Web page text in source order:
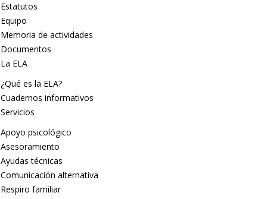
Estatutos
Equipo
Memoria de actividades
Documentos
La ELA
¿Qué es la ELA?
Cuadernos informativos
Servicios
Apoyo psicológico
Asesoramiento
Ayudas técnicas
Comunicación alternativa
Respiro familiar